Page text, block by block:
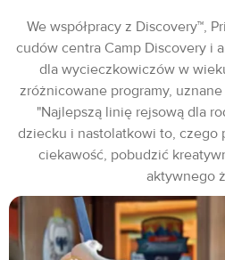
We współpracy z Discovery™,
cudów centra Camp Discovery i
dla wycieczkowiczów w
zróżnicowane programy,
"Najlepszą linię rejsową dla
dziecku i nastolatkowi to, czego
ciekawość, pobudzić
aktywnego